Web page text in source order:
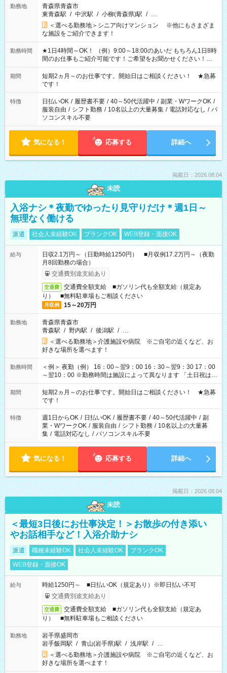
勤務地
青森県青森市
東青森駅 / 中沢駅 / 小柳(青森県)駅 / …
＜選べる勤務地＞シニア向けマンション ※他にもさまざま
な施設をご紹介できます！
勤務時間
★1日4時間～OK！ （例）9:00～18:00のあいだ もちろん1日8時
間のお仕事もご紹介可能です！ご希望をお聞かせください！★
家庭の都合でお休みが必要な場合も遠慮なくご相談ください。
※週最低15時間以上の勤務が必要です
期間
短期2ヵ月～のお仕事です。開始日はご相談ください！ ★急募
です！
特徴 日払いOK / 履歴書不要 / 40～50代活躍中 / 副業・WワークOK /
服装自由 / シフト勤務 / 10名以上の大量募集 / 電話対応なし / パ
ソコンスキル不要
気になる！ 応募する 詳細へ
掲載日：2026.08.04
未読
入浴ナシ＊夜勤でゆったり見守りだけ＊週1日～
無理なく働ける
派遣 社会人未経験OK ブランクOK WEB登録・面接OK
給与
日収2.1万円～（日勤時給1250円） ■月収例17.2万円～（夜勤
月8回勤務の場合）
交通費別途支給あり
交通費
交通費全額支給 ■ガソリン代も全額支給（規定あ
り） ■無料駐車場もご相談ください
月収例 15～20万円
勤務地
青森県青森市
青森駅 / 野内駅 / 後潟駅 / …
＜選べる勤務地＞介護施設や病院 ※ご自宅の近くなど、お
好きな場所を選べます！
勤務時間
＜例＞ 夜勤（例） 16：00～翌9：00 16：30～翌9：30 17：00
～翌10：00 ※勤務時間は施設によって異なります 「土日祝は休
みたい」 「しっかり稼ぎたい」 「もう少し遅い時間から始めた
い」など ご希望にあったお仕事をご案内いたします。 ※未経験
の方の場合は1～2ヶ月間は日中での仕事を経験いただき、 お
仕事に慣れてからの夜勤になります。 ★家庭の都合でお休みが
必要な場合も遠慮なくご相談ください。
期間
短期2ヵ月～のお仕事です。開始日はご相談ください！ ★急募
です！
特徴 週1日からOK / 日払いOK / 履歴書不要 / 40～50代活躍中 / 副
業・WワークOK / 服装自由 / シフト勤務 / 10名以上の大量募
集 / 電話対応なし / パソコンスキル不要
気になる！ 応募する 詳細へ
掲載日：2026.08.04
未読
＜最短3日後にお仕事決定！＞お散歩の付き添い
やお話相手など！入浴介助ナシ
派遣 職種未経験OK 社会人未経験OK
ブランクOK
WEB登録・面接OK
給与
時給1250円～ ■日払いOK（規定あり）※即日払い不可
交通費別途支給あり
交通費
交通費全額支給 ■ガソリン代も全額支給（規定あ
り） ■無料駐車場もご相談ください
勤務地
岩手県盛岡市
岩手飯岡駅 / 青山(岩手県)駅 / 浅岸駅 / …
＜選べる勤務地＞介護施設や病院 ※ご自宅の近くなど、お
好きな場所を選べます！